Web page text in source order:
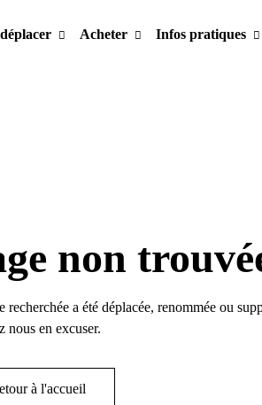
Acheter Infos pratiques
non
recherchée a été déplacée, renommée ou
nous en excuser.
à l'accueil